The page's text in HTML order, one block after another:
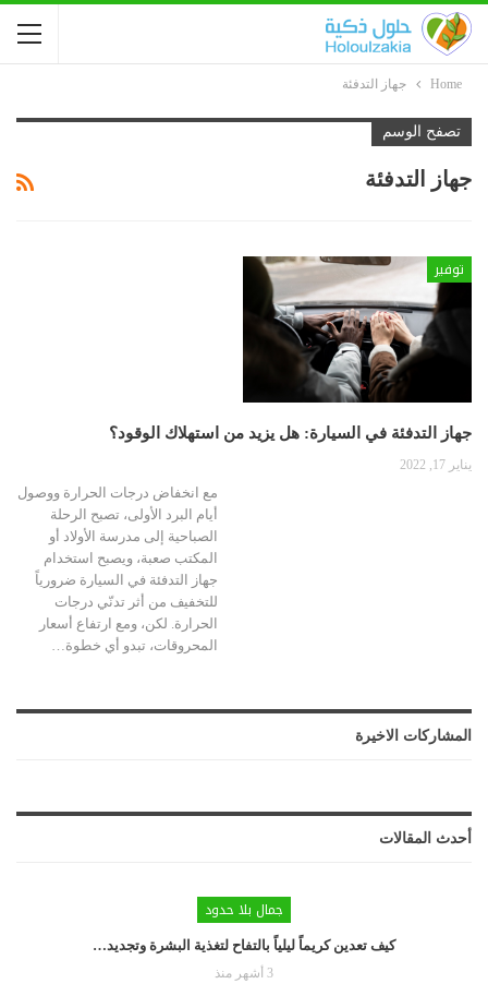
Home جهاز التدفئة
تصفح الوسم
جهاز التدفئة
توفير
جهاز التدفئة في السيارة: هل يزيد من استهلاك الوقود؟
يناير 17, 2022
مع انخفاض درجات الحرارة ووصول
أيام البرد الأولى، تصبح الرحلة
الصباحية إلى مدرسة الأولاد أو
المكتب صعبة، ويصبح استخدام
جهاز التدفئة في السيارة ضرورياً
للتخفيف من أثر تدنّي درجات
الحرارة. لكن، ومع ارتفاع أسعار
المحروقات، تبدو أي خطوة…
المشاركات الاخيرة
أحدث المقالات
جمال بلا حدود
كيف تعدين كريماً ليلياً بالتفاح لتغذية البشرة وتجديد…
3 أشهر منذ